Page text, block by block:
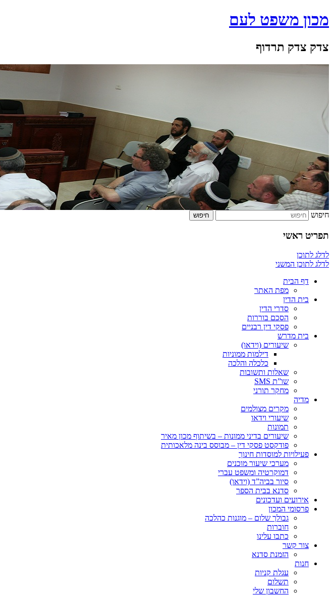
מכון משפט לעם
צדק צדק תרדוף
חיפוש
תפריט ראשי
לדלג לתוכן
לדלג לתוכן המשני
דף הבית
מפת האתר
בית הדין
סדרי הדין
הסכם בוררות
פסקי דין רבניים
בית מדרש
שיעורים (וידאו)
דילמות ממוניות
כלכלה והלכה
שאלות ותשובות
שו”ת SMS
מחקר תורני
מדיה
מקרים מצולמים
שיעורי וידאו
תמונות
שיעורים בדיני ממונות – בשיתוף מכון מאיר
פודקסט פסקי דין – מבוסס בינה מלאכותית
פעילויות למוסדות חינוך
מערכי שיעור מוכנים
דמוקרטיה ומשפט עברי
סיור בביה”ד (וידאו)
סדנא בבית הספר
אירועים ועדכונים
פרסומי המכון
גבולך שלום – מוגנות כהלכה
חוברות
כתבו עלינו
צור קשר
הזמנת סדנא
חנות
עגלת קניות
תשלום
החשבון שלי